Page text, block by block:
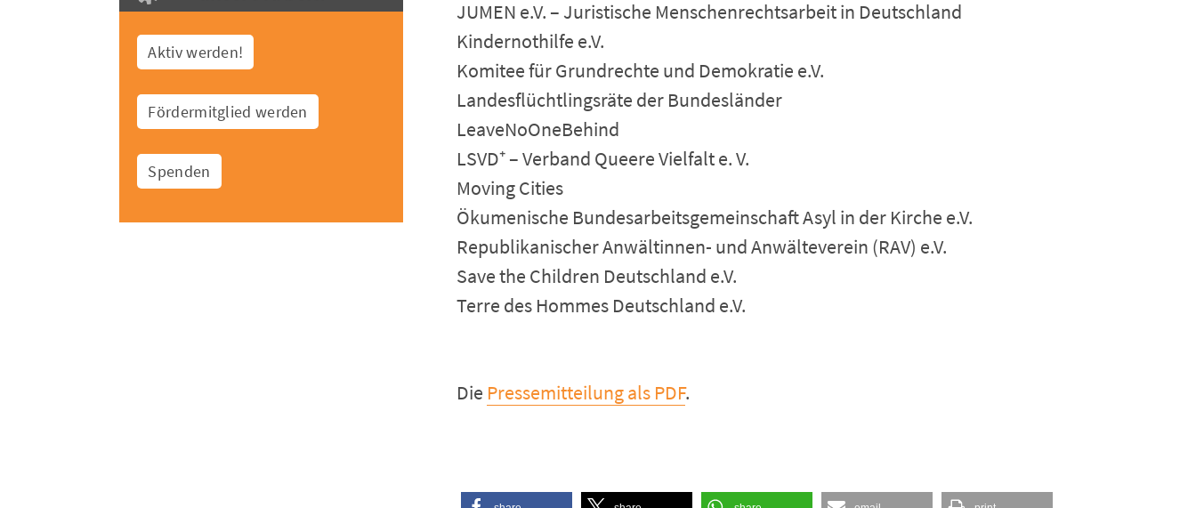
JUMEN e.V. – Juristische Menschenrechtsarbeit in Deutschland
Kindernothilfe e.V.
Komitee für Grundrechte und Demokratie e.V.
Landesflüchtlingsräte der Bundesländer
LeaveNoOneBehind
LSVD⁺ – Verband Queere Vielfalt e. V.
Moving Cities
Ökumenische Bundesarbeitsgemeinschaft Asyl in der Kirche e.V.
Republikanischer Anwältinnen- und Anwälteverein (RAV) e.V.
Save the Children Deutschland e.V.
Terre des Hommes Deutschland e.V.
Die Pressemitteilung als PDF.
Aktiv werden!
Fördermitglied werden
Spenden